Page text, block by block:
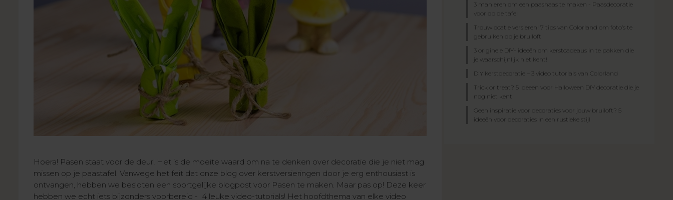
Hoera! Pasen staat voor de deur! Het is de moeite waard om na te denken over decoratie die je niet mag
missen op je paastafel. Vanwege het feit dat onze blog over kerstversieringen door je erg enthousiast is
ontvangen, hebben we besloten een soortgelijke blogpost voor Pasen te maken. Maar pas op! Deze keer
hebben we echt iets bijzonders voorbereid - 4 leuke video-tutorials! Het hoofdthema van elke video
3 manieren om een paashaas te maken - Paasdecoratie
voor op de tafel
Trouwlocatie versieren! 7 tips van Colorland om foto’s te
gebruiken op je bruiloft
3 originele DIY- ideeën om kerstcadeaus in te pakken die
je waarschijnlijk niet kent!
DIY kerstdecoratie – 3 video tutorials van Colorland
Trick or treat? 5 ideeën voor Halloween DIY decoratie die je
nog niet kent
Geen inspiratie voor decoraties voor jouw bruiloft? 5
ideeën voor decoraties in een rustieke stijl